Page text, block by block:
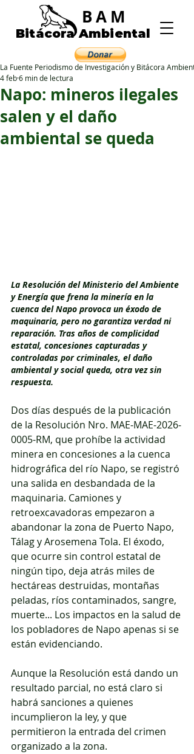
BAM
Bitácora Ambiental
Napo: mineros ilegales
salen y el daño
ambiental se queda
La Fuente Periodismo de Investigación y Bitácora
4 feb6 min de lectura
La Resolución del Ministerio del Ambiente
y Energía que frena la minería en la
cuenca del Napo provoca un éxodo de
maquinaria, pero no garantiza verdad ni
reparación. Tras años de complicidad
estatal, concesiones capturadas y
controladas por criminales, el daño
ambiental y social queda, otra vez sin
respuesta.
Dos días después de la publicación
de la Resolución Nro. MAE-MAE-2026-
0005-RM, que prohíbe la actividad
minera en concesiones a la cuenca
hidrográfica del río Napo, se registró
una salida en desbandada de la
maquinaria. Camiones y
retroexcavadoras empezaron a
abandonar la zona de Puerto Napo,
Tálag y Arosemena Tola. El éxodo,
que ocurre sin control estatal de
ningún tipo, deja atrás miles de
hectáreas destruidas, montañas
peladas, ríos contaminados, sangre,
muerte... Los impactos en la salud de
los pobladores de Napo apenas si se
están evidenciando.
Aunque la Resolución está dando un
resultado parcial, no está claro si
habrá sanciones a quienes
incumplieron la ley, y que
permitieron la entrada del crimen
organizado a la zona.